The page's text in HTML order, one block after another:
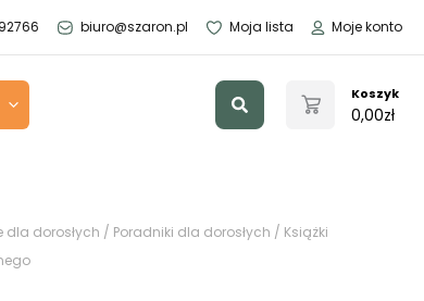
biuro@szaron.pl Moja lista Moje konto
Szukaj Koszyk
0,00zł
dla dorosłych / Poradniki dla dorosłych / Książki